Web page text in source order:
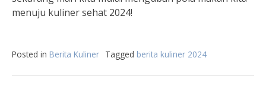
menuju kuliner sehat 2024!
Posted in Berita Kuliner Tagged berita kuliner 2024